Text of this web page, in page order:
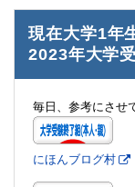
現在大学1年
2023年大学
毎日、参考にさせ
にほんブログ村